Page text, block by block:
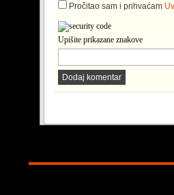
Pročitao sam i prihvaćam
Upišite prikazane znakove
Dodaj komentar